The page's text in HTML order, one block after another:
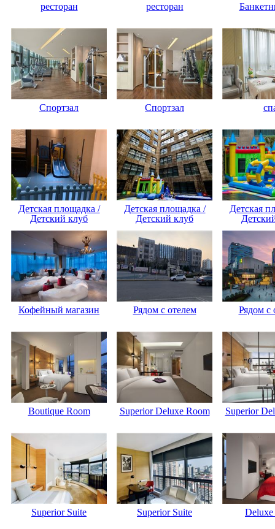
ресторан ресторан
Спортзал Спортзал
Детская площадка /
Детский клуб
Детская площадка /
Детский клуб
Детская
Кофейный магазин Рядом с отелем Рядом с
Boutique Room Superior Deluxe Room Superior
Superior Suite Superior Suite Deluxe